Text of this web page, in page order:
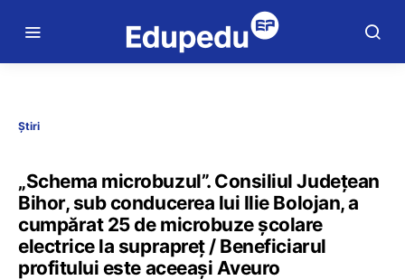
Știri
„Schema microbuzul”. Consiliul Județean
Bihor, sub conducerea lui Ilie Bolojan, a
cumpărat 25 de microbuze școlare
electrice la suprapreț / Beneficiarul
profitului este aceeași Aveuro